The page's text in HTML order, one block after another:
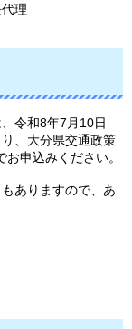
理
令和8年7月10日
、大分県交通政策
申込みください。
ありますので、あ